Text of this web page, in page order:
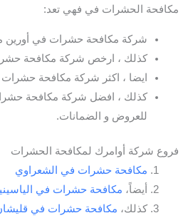
مكافحة الحشرات في فهي تعد:
شركة مكافحة حشرات في أورين
كذلك ، ارخص شركة مكافحة
ايضا ، اكثر شركة مكافحة
كذلك ، افضل شركة مكافحة
للعروض و الضمانات.
فروع شركة أوامرك لمكافحة الحشرات
مكافحة حشرات في الشعراوي
أيضاً، مكافحة حشرات في
كذلك، مكافحة حشرات في